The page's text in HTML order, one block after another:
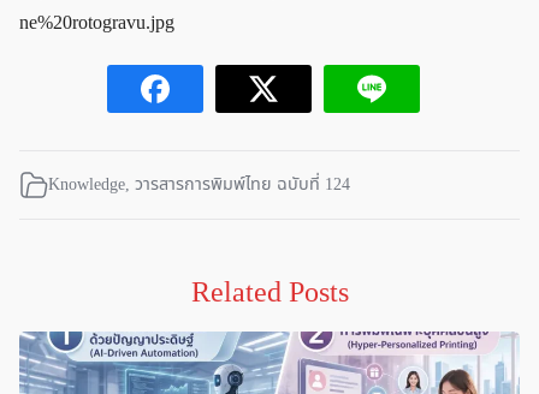
ne%20rotogravu.jpg
Knowledge, วารสารการพิมพ์ไทย ฉบับที่ 124
Related Posts